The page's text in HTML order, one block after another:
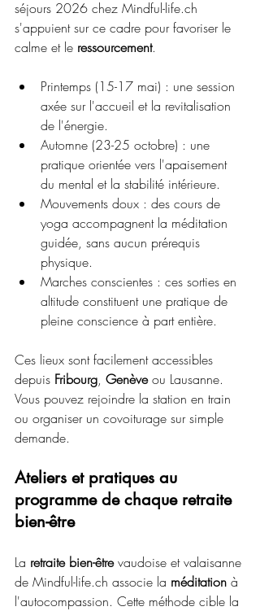
séjours 2026 chez Mindful-life.ch
s'appuient sur ce cadre pour favoriser le
calme et le ressourcement.
Printemps (15-17 mai) : une session
axée sur l'accueil et la revitalisation
de l'énergie.
Automne (23-25 octobre) : une
pratique orientée vers l'apaisement
du mental et la stabilité intérieure.
Mouvements doux : des cours de
yoga accompagnent la méditation
guidée, sans aucun prérequis
physique.
Marches conscientes : ces sorties en
altitude constituent une pratique de
pleine conscience à part entière.
Ces lieux sont facilement accessibles
depuis Fribourg, Genève ou Lausanne.
Vous pouvez rejoindre la station en train
ou organiser un covoiturage sur simple
demande.
Ateliers et pratiques au
programme de chaque retraite
bien-être
La retraite bien-être vaudoise et valaisanne
de Mindful-life.ch associe la méditation à
l'autocompassion. Cette méthode cible la